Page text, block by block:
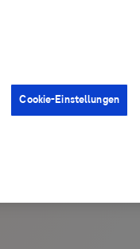
Cookie-Einstellungen